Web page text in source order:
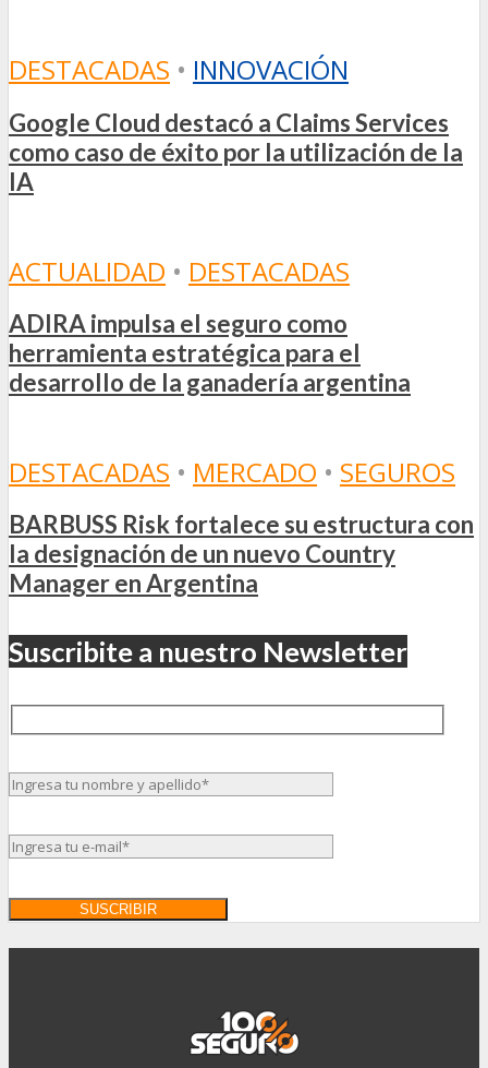
DESTACADAS • INNOVACIÓN
Google Cloud destacó a Claims Services
como caso de éxito por la utilización de la
IA
ACTUALIDAD • DESTACADAS
ADIRA impulsa el seguro como
herramienta estratégica para el
desarrollo de la ganadería argentina
DESTACADAS • MERCADO • SEGUROS
BARBUSS Risk fortalece su estructura con
la designación de un nuevo Country
Manager en Argentina
Suscribite a nuestro Newsletter